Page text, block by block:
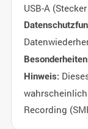
USB-A
Hinweis:
Recording